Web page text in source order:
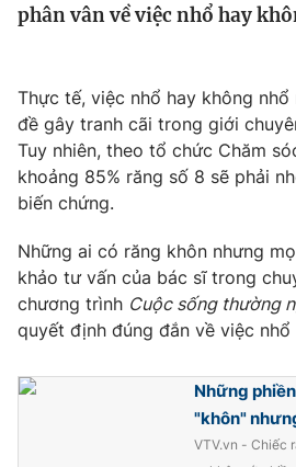
Thế giới đó đây
Câu chuyện quốc tế
Kinh tế
Tài chính
Thị trường
Dữ liệu và đời sống
Phim VTV
Hậu trường
Giải trí
Điện ảnh
Âm nhạc
Du lịch
phân vân về việc nhổ hay
Thực tế, việc nhổ hay không
đề gây tranh cãi trong giới
Tuy nhiên, theo tổ chức Chăm
khoảng 85% răng số 8 sẽ phải
biến chứng.
Những ai có răng khôn nhưng
khảo tư vấn của bác sĩ trong
chương trình Cuộc sống thường
quyết định đúng đắn về việc nhổ
Những
"khôn"
VTV.vn - Chiếc